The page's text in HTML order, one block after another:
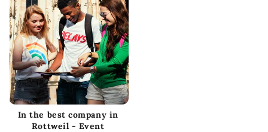
In the best company in
Rottweil - Event